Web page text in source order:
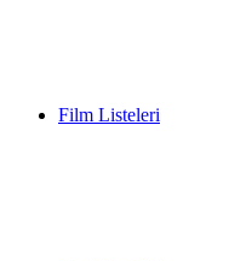
Film Listeleri